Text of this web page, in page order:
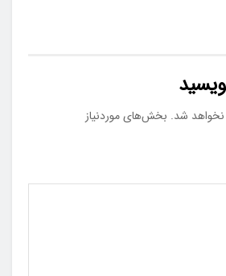
نخواهد شد. بخش‌های موردنیاز